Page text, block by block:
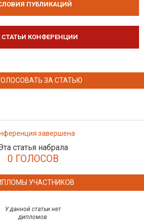
ПУБЛИКАЦИЙ
СТАТЬИ КОНФЕРЕНЦИИ
ЗА СТАТЬЮ
завершена
статья набрала
0 ГОЛОСОВ
УЧАСТНИКОВ
У данной статьи нет
дипломов